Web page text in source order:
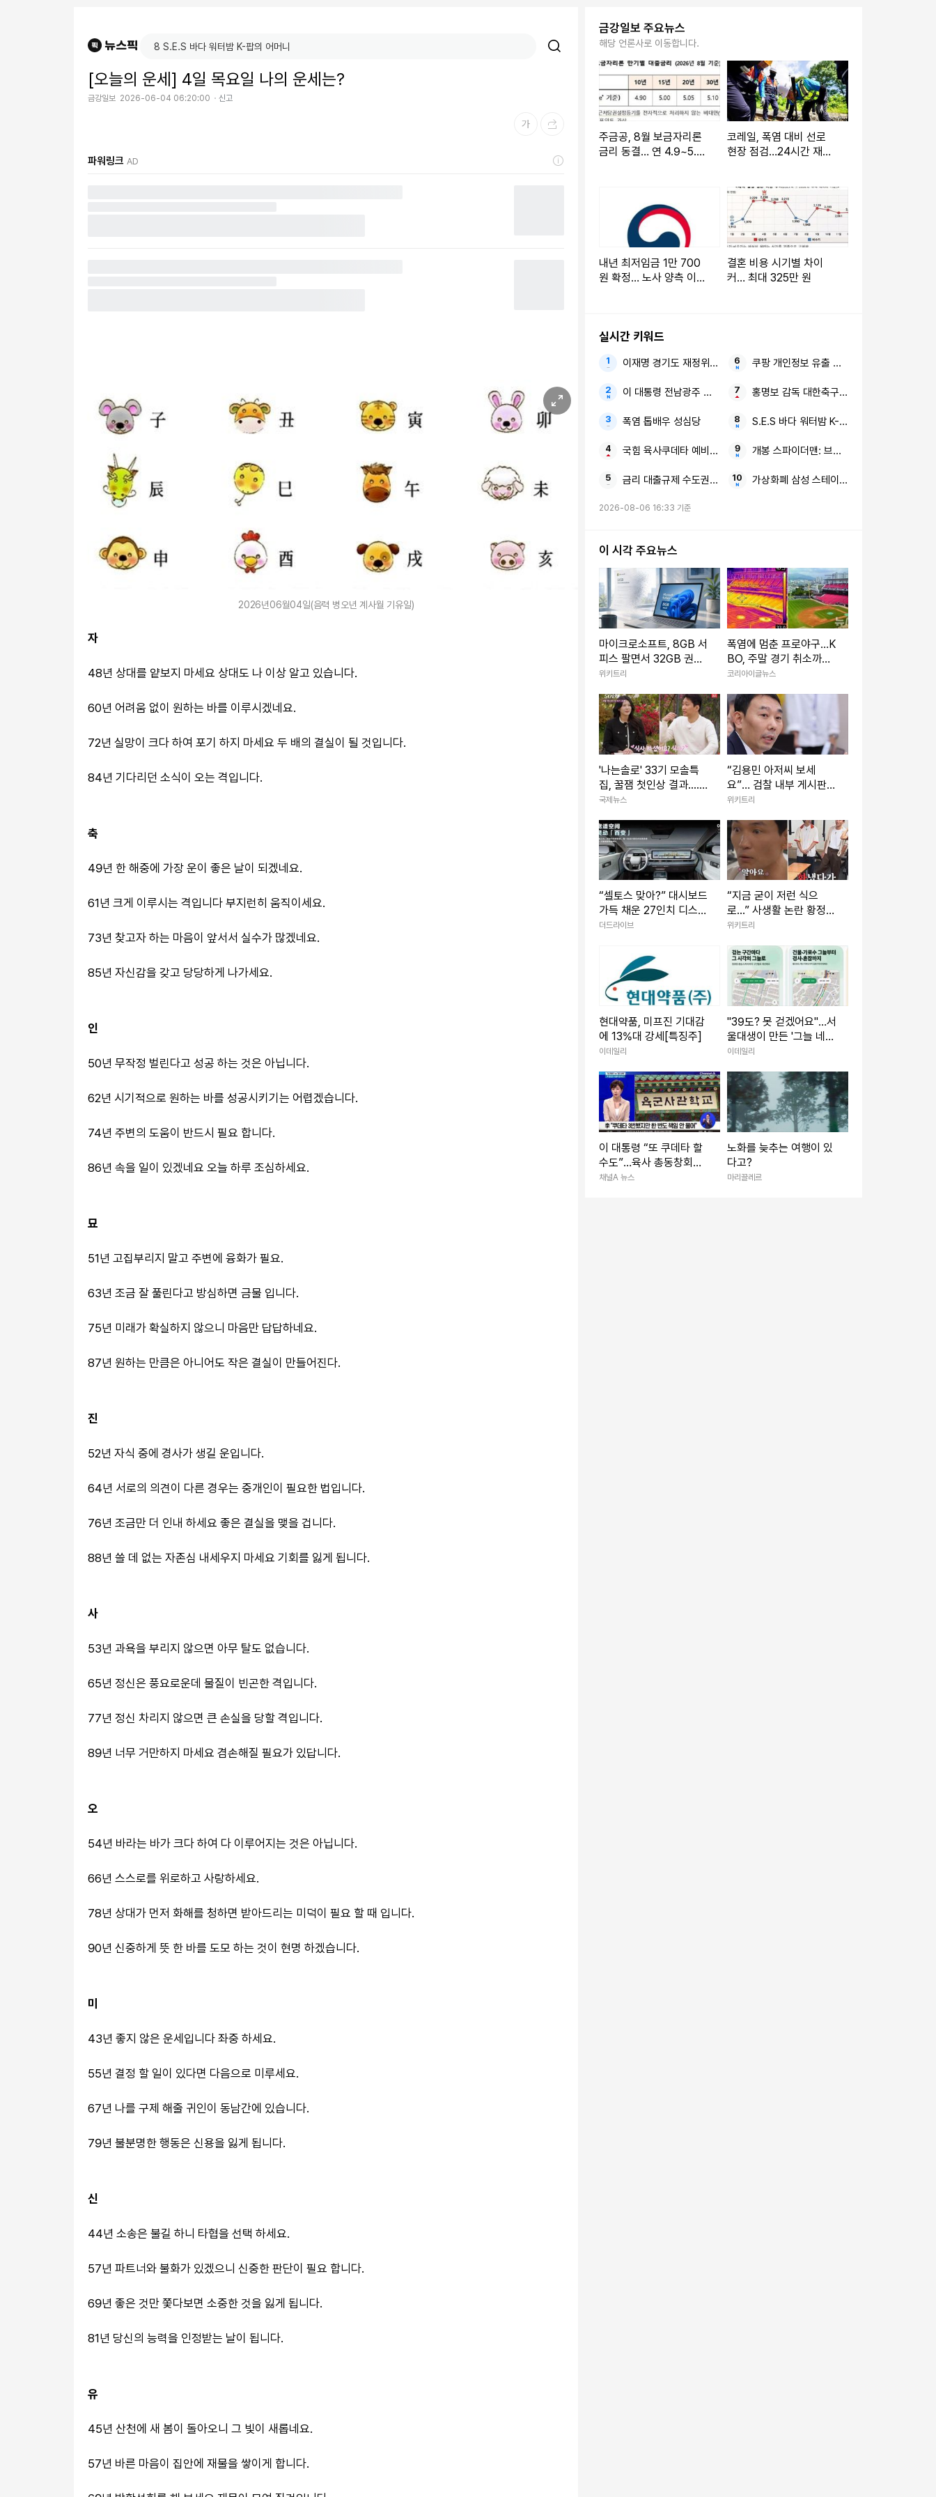
[오늘의 운세] 4일 목요일 나의 운세는?
금강일보 2026-06-04 06:20:00 신고
파워링크 AD
2026년06월04일(음력 병오년 계사월 기유일)
자
48년 상대를 얕보지 마세요 상대도 나 이상 알고 있습니다.
60년 어려움 없이 원하는 바를 이루시겠네요.
72년 실망이 크다 하여 포기 하지 마세요 두 배의 결실이 될 것입니다.
84년 기다리던 소식이 오는 격입니다.
축
49년 한 해중에 가장 운이 좋은 날이 되겠네요.
61년 크게 이루시는 격입니다 부지런히 움직이세요.
73년 찾고자 하는 마음이 앞서서 실수가 많겠네요.
85년 자신감을 갖고 당당하게 나가세요.
인
50년 무작정 벌린다고 성공 하는 것은 아닙니다.
62년 시기적으로 원하는 바를 성공시키기는 어렵겠습니다.
74년 주변의 도움이 반드시 필요 합니다.
86년 속을 일이 있겠네요 오늘 하루 조심하세요.
묘
51년 고집부리지 말고 주변에 융화가 필요.
63년 조금 잘 풀린다고 방심하면 금물 입니다.
75년 미래가 확실하지 않으니 마음만 답답하네요.
87년 원하는 만큼은 아니어도 작은 결실이 만들어진다.
진
52년 자식 중에 경사가 생길 운입니다.
64년 서로의 의견이 다른 경우는 중개인이 필요한 법입니다.
76년 조금만 더 인내 하세요 좋은 결실을 맺을 겁니다.
88년 쓸 데 없는 자존심 내세우지 마세요 기회를 잃게 됩니다.
사
53년 과욕을 부리지 않으면 아무 탈도 없습니다.
65년 정신은 풍요로운데 물질이 빈곤한 격입니다.
77년 정신 차리지 않으면 큰 손실을 당할 격입니다.
89년 너무 거만하지 마세요 겸손해질 필요가 있답니다.
오
54년 바라는 바가 크다 하여 다 이루어지는 것은 아닙니다.
66년 스스로를 위로하고 사랑하세요.
78년 상대가 먼저 화해를 청하면 받아드리는 미덕이 필요 할 때 입니다.
90년 신중하게 뜻 한 바를 도모 하는 것이 현명 하겠습니다.
미
43년 좋지 않은 운세입니다 좌중 하세요.
55년 결정 할 일이 있다면 다음으로 미루세요.
67년 나를 구제 해줄 귀인이 동남간에 있습니다.
79년 불분명한 행동은 신용을 잃게 됩니다.
신
44년 소송은 불길 하니 타협을 선택 하세요.
57년 파트너와 불화가 있겠으니 신중한 판단이 필요 합니다.
69년 좋은 것만 쫓다보면 소중한 것을 잃게 됩니다.
81년 당신의 능력을 인정받는 날이 됩니다.
유
45년 산천에 새 봄이 돌아오니 그 빛이 새롭네요.
57년 바른 마음이 집안에 재물을 쌓이게 합니다.
금강일보 주요뉴스
해당 언론사로 이동합니다.
주금공, 8월 보금자리론
금리 동결… 연 4.9~5.
코레일, 폭염 대비 선로
현장 점검…24시간 재해
내년 최저임금 1만 700
원 확정… 노사 양측 이의
결혼 비용 시기별 차이
커… 최대 325만 원
실시간 키워드
이재명 경기도 재정위기 북한 13.5km 앞
이 대통령 전남광주 독자적 대학입시제도 습관성 말 바꾸기
폭염 톱배우 성심당
국힘 육사쿠데타 예비 쿠데타세력
금리 대출규제 수도권 분양시장
쿠팡 개인정보 유출 손해배상
홍명보 감독 대한축구협회 선임 의혹
S.E.S 바다 워터밤 K-팝의 어머니
개봉 스파이더맨: 브랜드 뉴 데이
가상화폐 삼성 스테이블코인
2026-08-06 16:33 기준
이 시각 주요뉴스
마이크로소프트, 8GB 서
피스 팔면서 32GB 권장
삭제
위키트리
폭염에 멈춘 프로야구…K
BO, 주말 경기 취소까지
검토
코리아이글뉴스
'나는솔로' 33기 모솔특
집, 꿀잼 첫인상 결과....
몰표남 정체
국제뉴스
“김용민 아저씨 보세
요”… 검찰 내부 게시판이
난리 난 이유
위키트리
“셀토스 맞아?” 대시보드
가득 채운 27인치 디스플
레이에 ‘시선 집중’
더드라이브
“지금 굳이 저런 식으
로...” 사생활 논란 황정민
이 곧 출연할 예능 예고편
위키트리
현대약품, 미프진 기대감
에 13%대 강세[특징주]
이데일리
"39도? 못 걷겠어요"…서
울대생이 만든 '그늘 네
비'가 살렸다
이데일리
이 대통령 “또 쿠데타 할
수도”…육사 총동창회
“정치적 보복”
채널A 뉴스
노화를 늦추는 여행이 있
다고?
마리끌레르